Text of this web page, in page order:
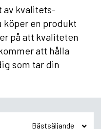
av kvalitets-
köper en produkt
på att kvaliteten
att hålla
som tar din